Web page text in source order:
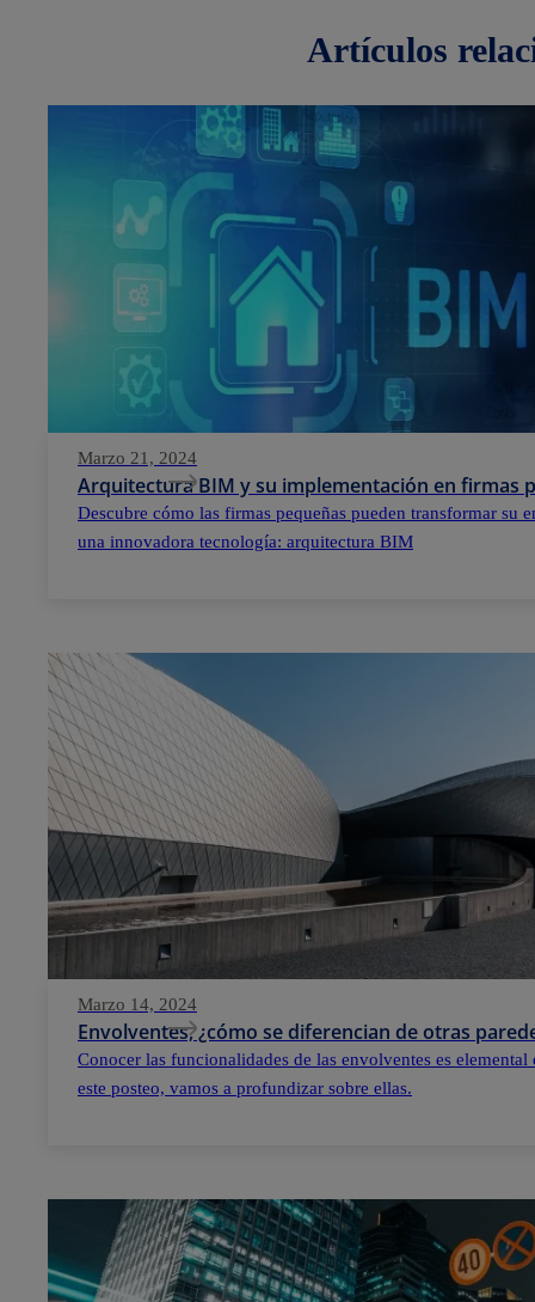
artículos
Marzo 21, 2024
Arquitectura BIM y su implementación en firmas
Descubre cómo las firmas pequeñas pueden transformar su
una innovadora tecnología: arquitectura BIM
Marzo 14, 2024
Envolventes, ¿cómo se diferencian de otras
Conocer las funcionalidades de las envolventes es
este posteo, vamos a profundizar sobre ellas.